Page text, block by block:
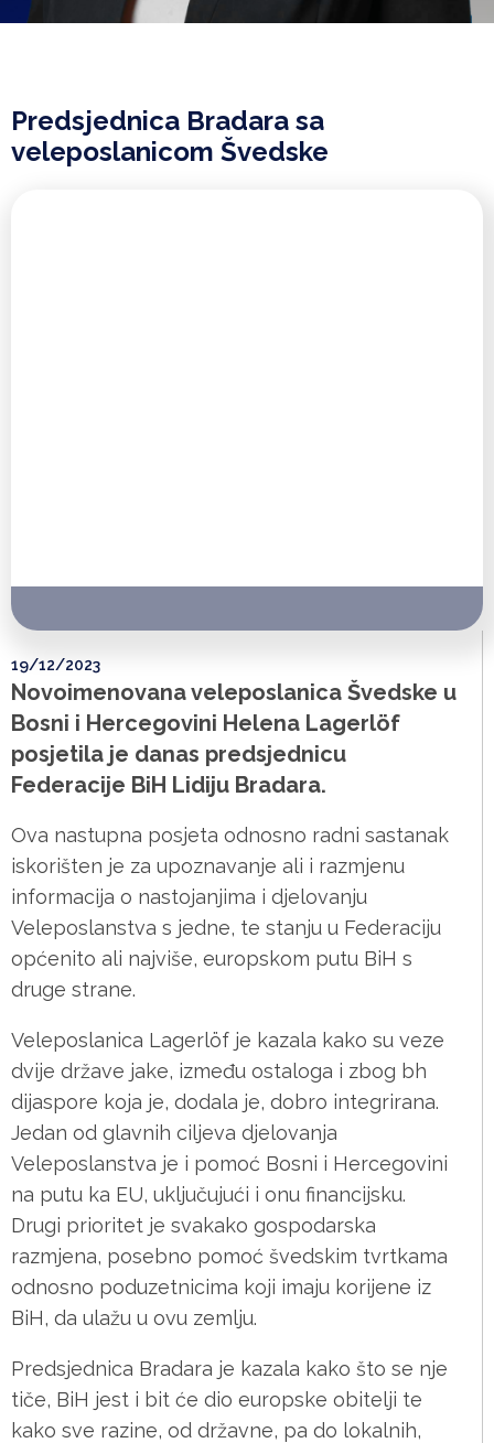
Predsjednica Bradara sa
veleposlanicom Švedske
19/12/2023
Novoimenovana veleposlanica Švedske u
Bosni i Hercegovini Helena Lagerlöf
posjetila je danas predsjednicu
Federacije BiH Lidiju Bradara.
Ova nastupna posjeta odnosno radni sastanak
iskorišten je za upoznavanje ali i razmjenu
informacija o nastojanjima i djelovanju
Veleposlanstva s jedne, te stanju u Federaciju
općenito ali najviše, europskom putu BiH s
druge strane.
Veleposlanica Lagerlöf je kazala kako su veze
dvije države jake, između ostaloga i zbog bh
dijaspore koja je, dodala je, dobro integrirana.
Jedan od glavnih ciljeva djelovanja
Veleposlanstva je i pomoć Bosni i Hercegovini
na putu ka EU, uključujući i onu financijsku.
Drugi prioritet je svakako gospodarska
razmjena, posebno pomoć švedskim tvrtkama
odnosno poduzetnicima koji imaju korijene iz
BiH, da ulažu u ovu zemlju.
Predsjednica Bradara je kazala kako što se nje
tiče, BiH jest i bit će dio europske obitelji te
kako sve razine, od državne, pa do lokalnih,